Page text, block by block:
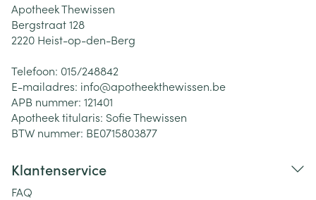
Apotheek Thewissen
Bergstraat 128
2220 Heist-op-den-Berg
Telefoon: 015/248842
E-mailadres: info@apotheekthewissen.be
APB nummer: 121401
Apotheek titularis: Sofie Thewissen
BTW nummer: BE0715803877
Klantenservice
FAQ